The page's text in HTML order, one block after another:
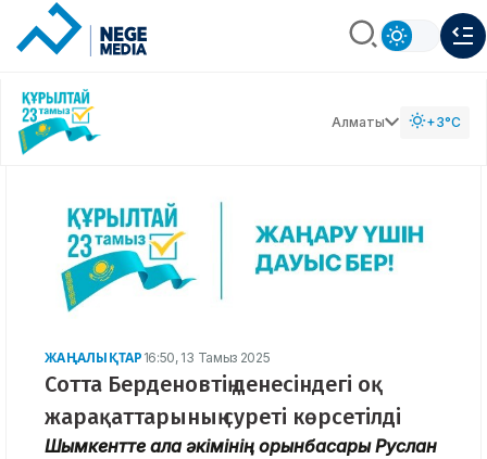
Алматы +3°C
ЖАҢАЛЫҚТАР 16:50, 13 Тамыз 2025
Сотта Берденовтің денесіндегі оқ
жарақаттарының суреті көрсетілді
Шымкентте қала әкімінің орынбасары Руслан